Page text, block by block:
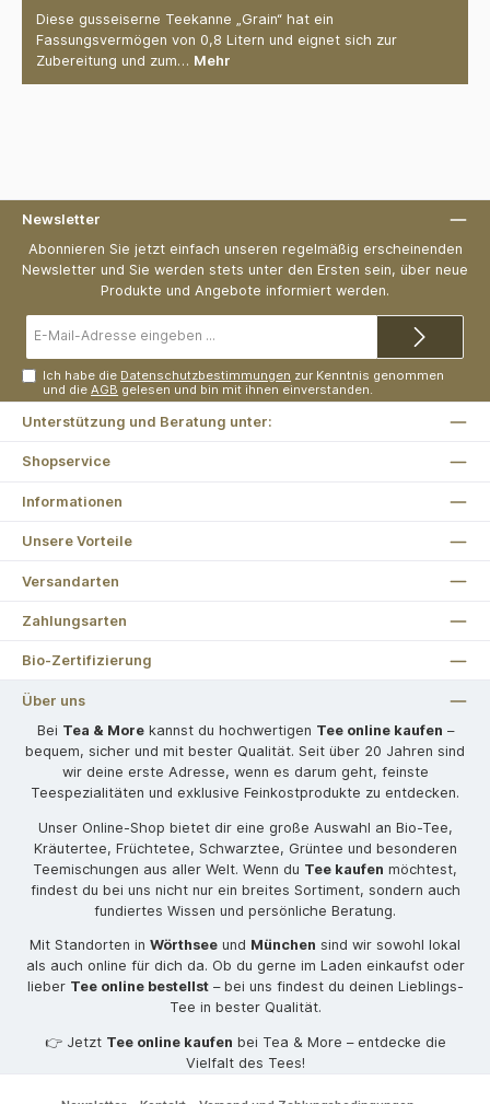
Diese gusseiserne Teekanne „Grain“ hat ein
Fassungsvermögen von 0,8 Litern und eignet sich zur
Zubereitung und zum… Mehr
Newsletter
Abonnieren Sie jetzt einfach unseren regelmäßig erscheinenden
Newsletter und Sie werden stets unter den Ersten sein, über neue
Produkte und Angebote informiert werden.
Mail-
Ich habe die Datenschutzbestimmungen zur Kenntnis genommen
und dieAGB gelesen und bin mit ihnen einverstanden.
Unterstützung und Beratung unter:
Shopservice
Informationen
Unsere Vorteile
Versandarten
Zahlungsarten
Bio-Zertifizierung
Über uns
Bei Tea & Morekannst du hochwertigen Tee online kaufen –
bequem, sicher und mit bester Qualität. Seit über 20 Jahren sind
wir deine erste Adresse, wenn es darum geht, feinste
Teespezialitäten und exklusive Feinkostprodukte zu entdecken.
Unser Online-Shop bietet dir eine große Auswahl an Bio-Tee,
Kräutertee, Früchtetee, Schwarztee, Grüntee und besonderen
Teemischungen aus aller Welt. Wenn du Tee kaufen möchtest,
findest du bei uns nicht nur ein breites Sortiment, sondern auch
fundiertes Wissen und persönliche Beratung.
Mit Standorten in Wörthsee und München sind wir sowohl lokal
als auch online für dich da. Ob du gerne im Laden einkaufst oder
lieber Tee online bestellst– bei uns findest du deinen Lieblings-
Tee in bester Qualität.
👉 Jetzt Tee online kaufen bei Tea & More – entdecke die
Vielfalt des Tees!